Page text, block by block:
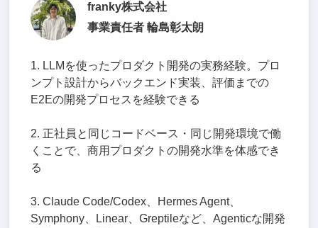
franky株式会社
事業責任者 輪島彰太朗
1. LLMを使ったプロダクト開発の実務経験。プロ
ンプト設計からバックエンド実装、評価までの
E2Eの開発プロセスを経験できる
2. 正社員と同じコードベース・同じ開発環境で働
くことで、商用プロダクトの開発水準を体感でき
る
3. Claude Code/Codex、Hermes Agent、
Symphony、Linear、Greptileなど、Agenticな開発